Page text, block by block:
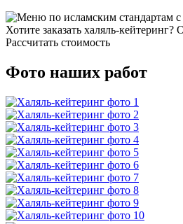
Хотите заказать халяль-
Рассчитать стоимость
Фото наших работ